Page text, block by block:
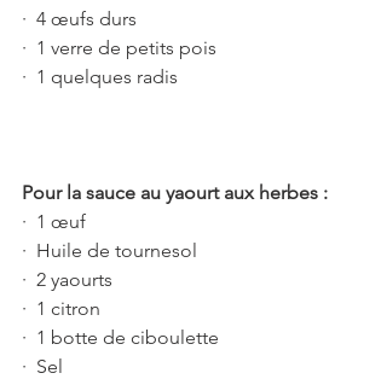
·  4 œufs durs
·  1 verre de petits pois
·  1 quelques radis
Pour la sauce au yaourt aux herbes :
·  1 œuf
·  Huile de tournesol
·  2 yaourts
·  1 citron
·  1 botte de ciboulette
·  Sel